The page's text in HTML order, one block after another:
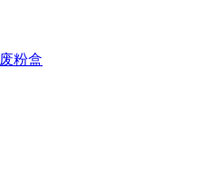
废粉盒